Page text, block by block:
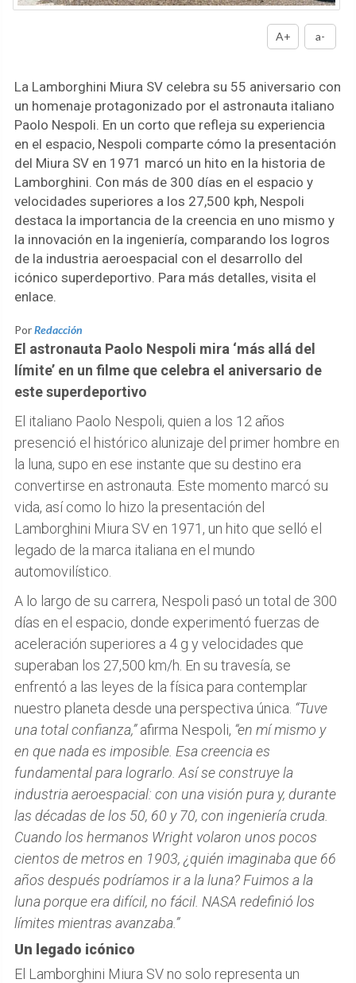
A+ a-
La Lamborghini Miura SV celebra su 55 aniversario con
un homenaje protagonizado por el astronauta italiano
Paolo Nespoli. En un corto que refleja su experiencia
en el espacio, Nespoli comparte cómo la presentación
del Miura SV en 1971 marcó un hito en la historia de
Lamborghini. Con más de 300 días en el espacio y
velocidades superiores a los 27,500 kph, Nespoli
destaca la importancia de la creencia en uno mismo y
la innovación en la ingeniería, comparando los logros
de la industria aeroespacial con el desarrollo del
icónico superdeportivo. Para más detalles, visita el
enlace.
PorRedacción
El astronauta Paolo Nespoli mira ‘más allá del
límite’ en un filme que celebra el aniversario de
este superdeportivo
El italiano Paolo Nespoli, quien a los 12 años
presenció el histórico alunizaje del primer hombre en
la luna, supo en ese instante que su destino era
convertirse en astronauta. Este momento marcó su
vida, así como lo hizo la presentación del
Lamborghini Miura SV en 1971, un hito que selló el
legado de la marca italiana en el mundo
automovilístico.
A lo largo de su carrera, Nespoli pasó un total de 300
días en el espacio, donde experimentó fuerzas de
aceleración superiores a 4 g y velocidades que
superaban los 27,500 km/h. En su travesía, se
enfrentó a las leyes de la física para contemplar
nuestro planeta desde una perspectiva única. “Tuve
una total confianza,”afirma Nespoli, “en mí mismo y
en que nada es imposible. Esa creencia es
fundamental para lograrlo. Así se construye la
industria aeroespacial: con una visión pura y, durante
las décadas de los 50, 60 y 70, con ingeniería cruda.
Cuando los hermanos Wright volaron unos pocos
cientos de metros en 1903, ¿quién imaginaba que 66
años después podríamos ir a la luna? Fuimos a la
luna porque era difícil, no fácil. NASA redefinió los
límites mientras avanzaba.”
Un legado icónico
El Lamborghini Miura SV no solo representa un